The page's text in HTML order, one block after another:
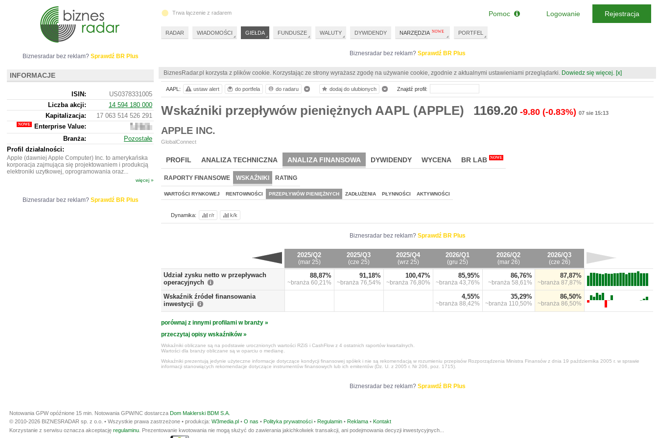
Biznesradar bez reklam? Sprawdź BR Plus
BiznesRadar.pl korzysta z plików cookie. Korzystając ze strony wyrażasz zgodę na używanie cookie, zgodnie z aktualnymi ustawieniami przeglądarki. Dowiedz się więcej. [x]
Wskaźniki przepływów pieniężnych AAPL (APPLE) 1169.20 -9.80 (-0.83%) 07 sie 15:13
APPLE INC.
GlobalConnect
PROFIL ANALIZA TECHNICZNA ANALIZA FINANSOWA DYWIDENDY WYCENA BR LAB NOWE
RAPORTY FINANSOWE WSKAŹNIKI RATING
WARTOŚCI RYNKOWEJ RENTOWNOŚCI PRZEPŁYWÓW PIENIĘŻNYCH ZADŁUŻENIA PŁYNNOŚCI AKTYWNOŚCI
Dynamika: r/r k/k
Biznesradar bez reklam? Sprawdź BR Plus
2025/Q2
(mar 25)
2025/Q3
(cze 25)
2025/Q4
(wrz 25)
2026/Q1
(gru 25)
2026/Q2
(mar 26)
2026/Q3
(cze 26)
Udział zysku netto w przepływach
operacyjnych
88,87%
~branża 60,21%
91,18%
~branża 76,54%
100,47%
~branża 76,80%
85,95%
~branża 43,76%
86,76%
~branża 58,61%
87,87%
~branża 87,87%
Wskaźnik źródeł finansowania
inwestycji
4,55%
~branża 88,42%
35,29%
~branża 110,50%
86,50%
~branża 86,50%
porównaj z innymi profilami w branży »
przeczytaj opisy wskaźników »
Wskaźniki obliczane są na podstawie urocznionych wartości RZiS i CashFlow z 4 ostatnich raportów kwartalnych.
Wartości dla branży obliczane są w oparciu o medianę.
Wskaźniki prezentują jedynie użyteczne informacje dotyczące kondycji finansowej spółek i nie są rekomendacją w rozumieniu przepisów Rozporządzenia Ministra Finansów z dnia 19 października 2005 r. w sprawie
informacji stanowiących rekomendacje dotyczące instrumentów finansowych lub ich emitentów (Dz. U. z 2005 r. Nr 206, poz. 1715).
Biznesradar bez reklam? Sprawdź BR Plus
AAPL: ustaw alert do portfela do radaru dodaj do ulubionych Znajdź profil:
Biznesradar bez reklam? Sprawdź BR Plus
INFORMACJE
ISIN:
US0378331005
Liczba akcji:
14 594 180 000
Kapitalizacja:
17 063 514 526 291
Enterprise Value:
17
224
916
691
Branża:
Pozostałe
Profil działalności:
Apple (dawniej Apple Computer) Inc. to amerykańska
korporacja zajmująca się projektowaniem i produkcją
elektroniki uzytkowej, oprogramowania oraz...
więcej »
Biznesradar bez reklam? Sprawdź BR Plus
Trwa łączenie z radarem
RADAR WIADOMOŚCI GIEŁDA FUNDUSZE WALUTY DYWIDENDY NARZĘDZIA PORTFEL
Pomoc Logowanie Rejestracja
Notowania GPW opóźnione 15 min. Notowania GPW/NC dostarcza Dom Maklerski BDM S.A.
© 2010-2026 BIZNESRADAR sp. z o.o. • Wszystkie prawa zastrzeżone • produkcja: W3media.pl • O nas • Polityka prywatności • Regulamin • Reklama • Kontakt
Korzystanie z serwisu oznacza akceptację regulaminu . Prezentowanie kwotowania nie mogą służyć do zawierania jakichkolwiek transakcji, ani podejmowania decyzji inwestycyjnych...